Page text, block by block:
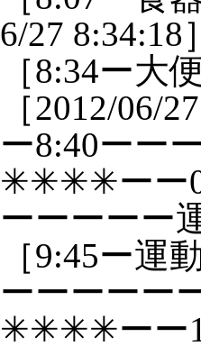
6/27 8:34:18
［8:34ー大
［2012/06/
ー8:40ーー
✳✳✳✳ーー
ーーーーー
［9:45ー運
ーーーーー
✳✳✳✳ーー